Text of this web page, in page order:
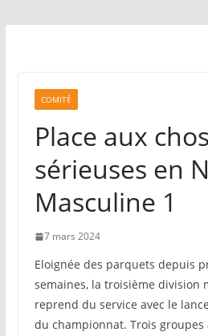
COMITÉ
Place aux
sérieuses en
Masculine 1
7 mars 2024
Eloignée des parquets depuis
semaines, la troisième division
reprend du service avec le
du championnat. Trois groupes